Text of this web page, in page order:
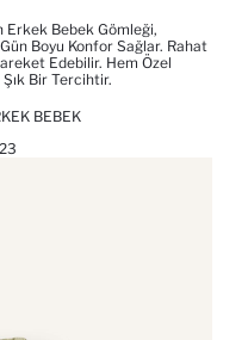
Erkek Bebek Gömleği,
Boyu Konfor Sağlar. Rahat
Edebilir. Hem Özel
Bir Tercihtir.
BEBEK